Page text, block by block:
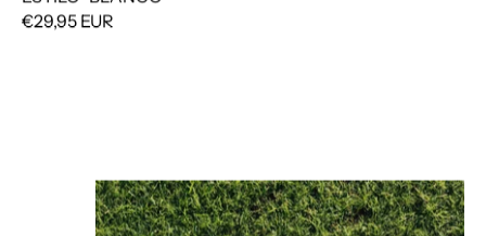
€29,95 EUR
CALCETINES F**KING AGE: "TU ESENCIA EN